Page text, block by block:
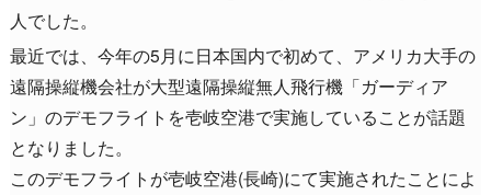
人でした。
最近では、今年の5月に日本国内で初めて、アメリカ大手の
遠隔操縦機会社が大型遠隔操縦無人飛行機「ガーディア
ン」のデモフライトを壱岐空港で実施していることが話題
となりました。
このデモフライトが壱岐空港(長崎)にて実施されたことによ